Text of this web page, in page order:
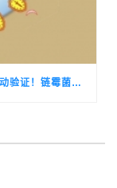
16S微生物组、根系代谢组、细菌转录组等联动验证！链霉菌释放倍半萜VOC驱动香蕉分泌10-HCA组装抗病芽孢菌群